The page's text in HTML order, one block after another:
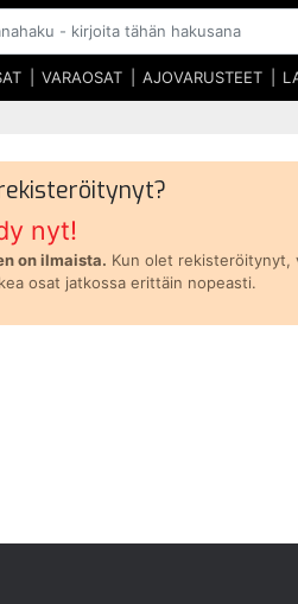
VARAOSAT AJOVARUSTEET
nyt!
on ilmaista. Kun olet rekisteröitynyt,
osat jatkossa erittäin nopeasti.